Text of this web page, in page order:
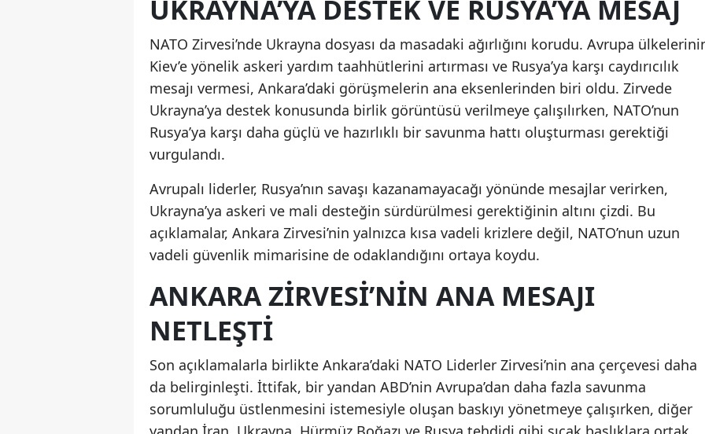
UKRAYNA’YA DESTEK VE RUSYA’YA MESAJ
NATO Zirvesi’nde Ukrayna dosyası da masadaki ağırlığını korudu. Avrupa
Kiev’e yönelik askeri yardım taahhütlerini artırması ve Rusya’ya karşı caydırıcılık
mesajı vermesi, Ankara’daki görüşmelerin ana eksenlerinden biri oldu. Zirvede
Ukrayna’ya destek konusunda birlik görüntüsü verilmeye çalışılırken, NATO’nun
Rusya’ya karşı daha güçlü ve hazırlıklı bir savunma hattı oluşturması gerektiği
vurgulandı.
Avrupalı liderler, Rusya’nın savaşı kazanamayacağı yönünde mesajlar verirken,
Ukrayna’ya askeri ve mali desteğin sürdürülmesi gerektiğinin altını çizdi. Bu
açıklamalar, Ankara Zirvesi’nin yalnızca kısa vadeli krizlere değil, NATO’nun uzun
vadeli güvenlik mimarisine de odaklandığını ortaya koydu.
ANKARA ZIRVESI’NIN ANA MESAJI
NETLEŞTI
Son açıklamalarla birlikte Ankara’daki NATO Liderler Zirvesi’nin ana çerçevesi daha
da belirginleşti. İttifak, bir yandan ABD’nin Avrupa’dan daha fazla savunma
sorumluluğu üstlenmesini istemesiyle oluşan baskıyı yönetmeye çalışırken, diğer